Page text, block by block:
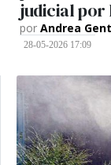
judicial por
por Andrea
28-05-2026 17:09